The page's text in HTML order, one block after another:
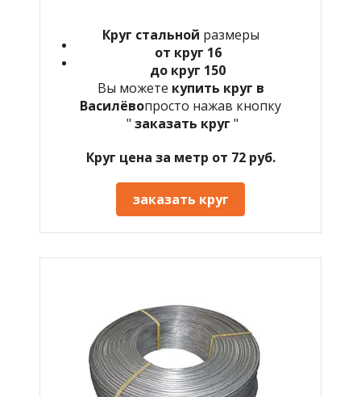
Круг стальной размеры
от круг 16
до круг 150
Вы можете купить круг в
Василёвопросто нажав кнопку
" заказать круг "
Круг цена за метр от 72 руб.
заказать круг